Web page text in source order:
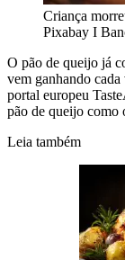
Criança
Pixabay I
O pão de queijo já
vem ganhando
portal europeu
pão de queijo como
Leia também